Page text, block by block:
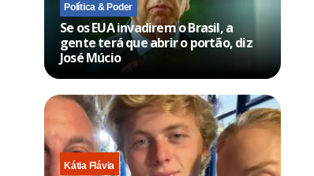
Política & Poder
Se os EUA invadirem o Brasil, a
gente terá que abrir o portão, diz
José Múcio
Kátia Flávia